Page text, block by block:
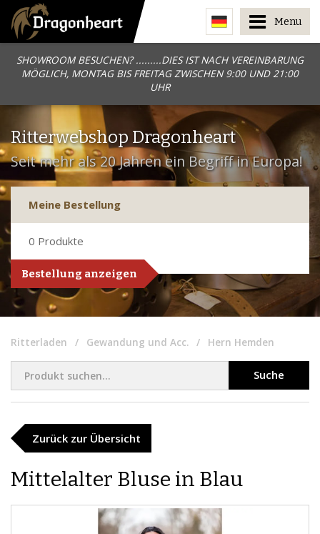
SHOWROOM BESUCHEN? .........DIES IST NACH VEREINBARUNG
MÖGLICH, MONTAG BIS FREITAG ZWISCHEN 9:00 UND 21:00
UHR
Menu
Ritterwebshop Dragonheart
Seit mehr als 20 Jahren ein Begriff in Europa!
Meine Bestellung
0 Produkte
Bestellung anzeigen
Ritterladen Gewandung und Acc. Hern Hemden
Suche
Zurück zur Übersicht
Mittelalter Bluse in Blau